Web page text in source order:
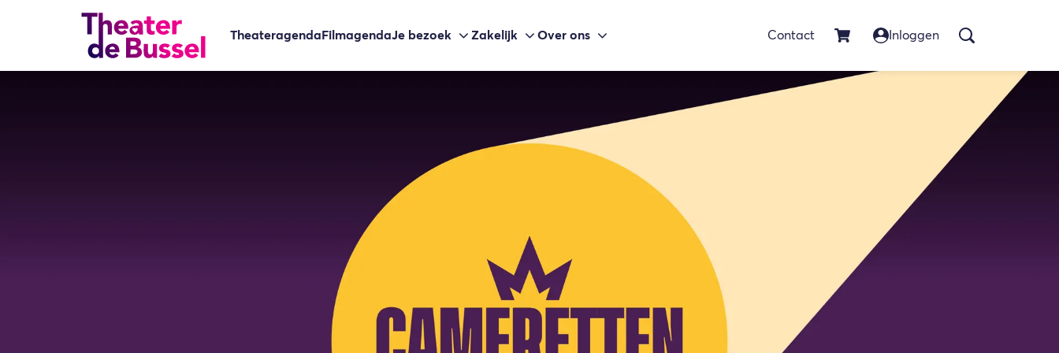
TheateragendaFilmagendaJe bezoek Zakelijk Over ons Contact Inloggen